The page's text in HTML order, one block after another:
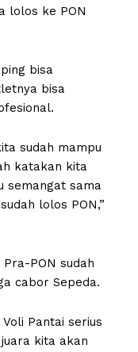
lolos ke PON
bisa
bisa
sudah mampu
katakan kita
semangat sama
lolos PON,”
PON sudah
cabor Sepeda.
Pantai serius
kita akan